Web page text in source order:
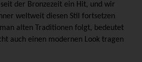
der Bronzezeit ein Hit, und wir
weltweit diesen Stil fortsetzen
alten Traditionen folgt, bedeutet
auch einen modernen Look tragen